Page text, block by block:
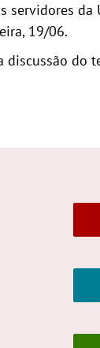
19/06.
discussão do